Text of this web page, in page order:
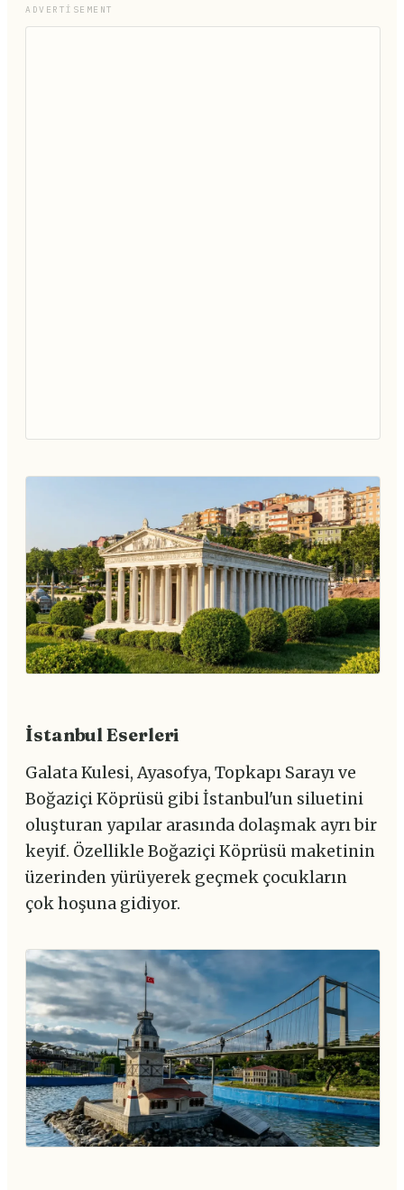
ADVERTISEMENT
İstanbul Eserleri
Galata Kulesi, Ayasofya, Topkapı Sarayı ve
Boğaziçi Köprüsü gibi İstanbul'un siluetini
oluşturan yapılar arasında dolaşmak ayrı bir
keyif. Özellikle Boğaziçi Köprüsü maketinin
üzerinden yürüyerek geçmek çocukların
çok hoşuna gidiyor.